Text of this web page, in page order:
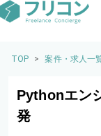
TOP > 案件・求人一
Pythonエン
発